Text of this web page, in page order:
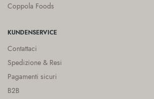
Coppola Foods
KUNDENSERVICE
Contattaci
Spedizione & Resi
Pagamenti sicuri
B2B